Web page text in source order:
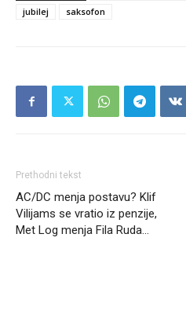
jubilej
saksofon
Prethodni tekst
AC/DC menja postavu? Klif
Vilijams se vratio iz penzije,
Met Log menja Fila Ruda…